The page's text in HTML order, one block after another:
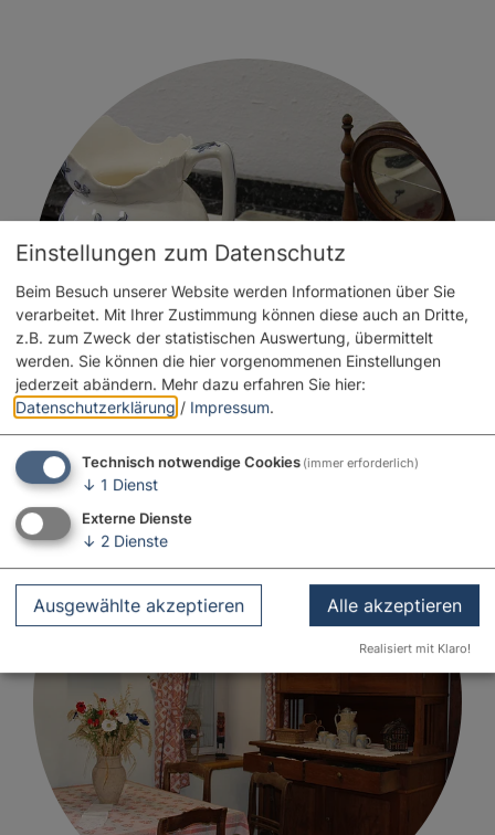
Einstellungen zum Datenschutz
Beim Besuch unserer Website werden Informationen über Sie
verarbeitet. Mit Ihrer Zustimmung können diese auch an Dritte,
z.B. zum Zweck der statistischen Auswertung, übermittelt
werden. Sie können die hier vorgenommenen Einstellungen
jederzeit abändern. Mehr dazu erfahren Sie hier:
Datenschutzerklärung / Impressum.
Technisch notwendige Cookies (immer erforderlich)
↓ 1 Dienst
Externe Dienste
↓ 2 Dienste
Ausgewählte akzeptieren Alle akzeptieren
Realisiert mit Klaro!